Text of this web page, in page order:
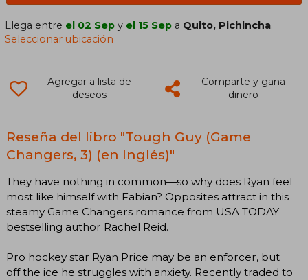
Llega entre el 02 Sep y el 15 Sep a Quito, Pichincha.
Seleccionar ubicación
Agregar a lista de
deseos
Comparte y gana
dinero
Reseña del libro "Tough Guy (Game
Changers, 3) (en Inglés)"
They have nothing in common—so why does Ryan feel
most like himself with Fabian? Opposites attract in this
steamy Game Changers romance from USA TODAY
bestselling author Rachel Reid.
Pro hockey star Ryan Price may be an enforcer, but
off the ice he struggles with anxiety. Recently traded to